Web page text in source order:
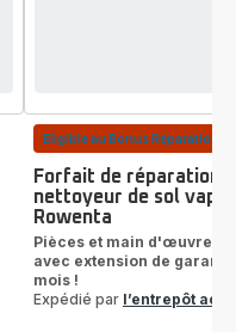
Eligible au Bonus Réparation :
Forfait de réparation
nettoyeur de sol
Rowenta
Pièces et main d'œuvre
avec extension de
mois !
Expédié par l’entrepôt